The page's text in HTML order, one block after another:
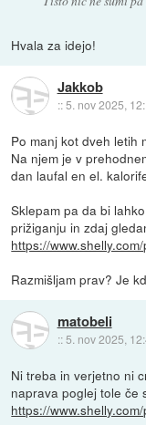
Hvala za idejo!
Jakkob
::5. nov 2025,
Po manj kot dveh letih
Na njem je v
dan laufal en el.
Sklepam pa da bi
prižiganju in zdaj
https://
Razmišljam prav? Je
matobeli
:: 5. nov 2025,
Ni treba in verjetno ni
naprava poglej tole če
https://